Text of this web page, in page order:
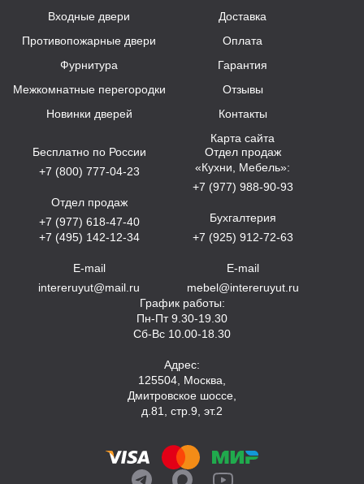
Входные двери
Противопожарные двери
Фурнитура
Межкомнатные перегородки
Новинки дверей
Доставка
Оплата
Гарантия
Отзывы
Контакты
Карта сайта
Бесплатно по России
+7 (800) 777-04-23
Отдел продаж
+7 (977) 618-47-40
+7 (495) 142-12-34
E-mail
intereruyut@mail.ru
Отдел продаж
«Кухни, Мебель»:
+7 (977) 988-90-93
Бухгалтерия
+7 (925) 912-72-63
E-mail
mebel@intereruyut.ru
График работы:
Пн-Пт 9.30-19.30
Сб-Вс 10.00-18.30
Адрес:
125504, Москва,
Дмитровское шоссе,
д.81, стр.9, эт.2